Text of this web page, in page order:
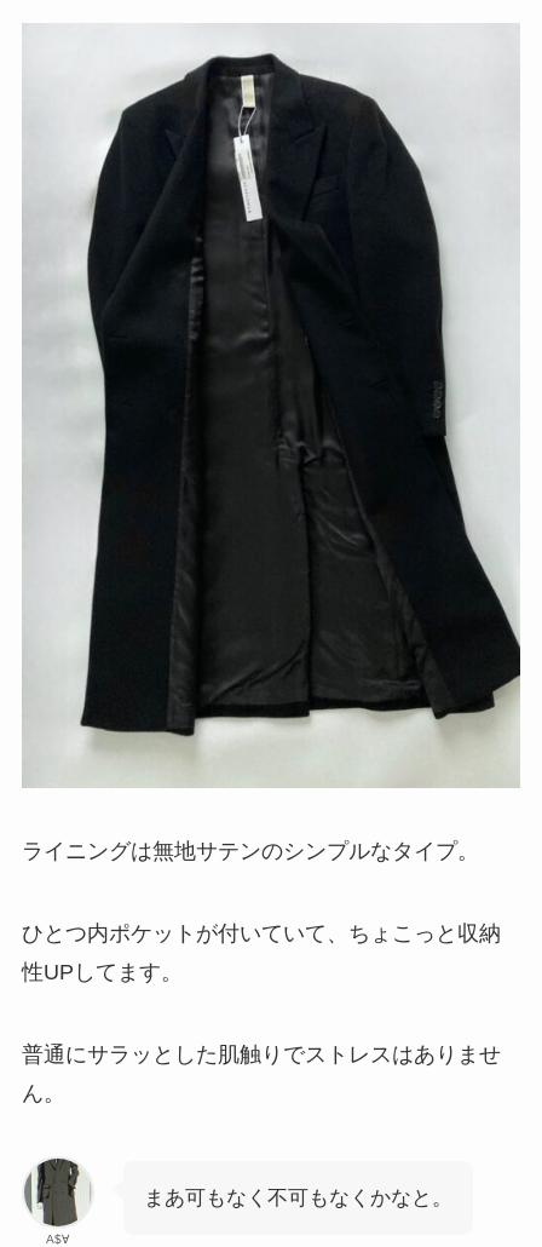
ライニングは無地サテンのシンプルなタイプ。
ひとつ内ポケットが付いていて、ちょこっと収納
性UPしてます。
普通にサラッとした肌触りでストレスはありませ
ん。
A$∀
まあ可もなく不可もなくかなと。